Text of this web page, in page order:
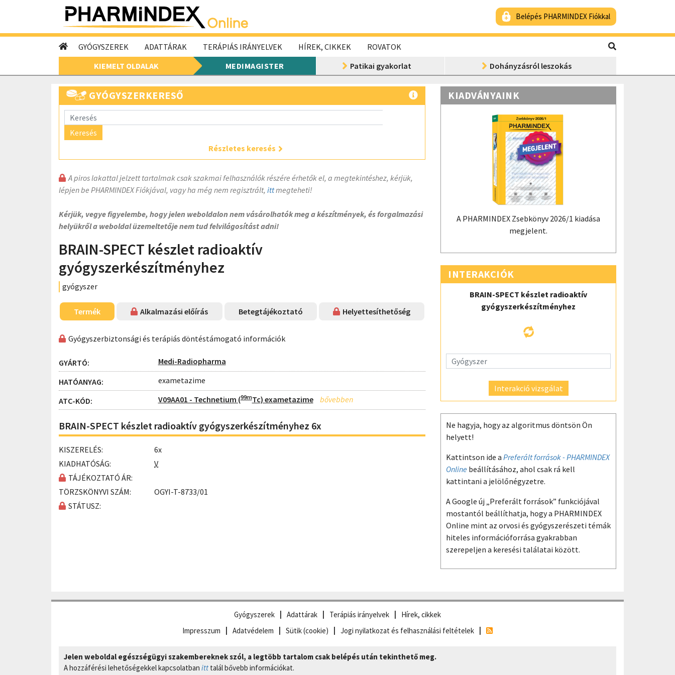
Belépés PHARMINDEX Fiókkal
GYÓGYSZEREK ADATTÁRAK TERÁPIÁS IRÁNYELVEK HÍREK, CIKKEK
ROVATOK
KIEMELT OLDALAK
MEDIMAGISTER Patikai gyakorlat Dohányzásról leszokás
GYÓGYSZERKERESŐ
Keresés
Részletes keresés
A piros lakattal jelzett tartalmak csak szakmai felhasználók részére érhetők el, a megtekintéshez, kérjük,
lépjen be PHARMINDEX Fiókjával, vagy ha még nem regisztrált, ittmegteheti!
Kérjük, vegye figyelembe, hogy jelen weboldalon nem vásárolhatók meg a készítmények, és forgalmazási
helyükről a weboldal üzemeltetője nem tud felvilágosítást adni!
BRAIN-SPECT készlet radioaktív
gyógyszerkészítményhez
gyógyszer
Termék Alkalmazási előírás Betegtájékoztató Helyettesíthetőség
Gyógyszerbiztonsági és terápiás döntéstámogató információk
GYÁRTÓ: Medi-Radiopharma
HATÓANYAG: exametazime
ATC-KÓD: V09AA01 - Technetium (99mTc) exametazime
BRAIN-SPECT készlet radioaktív gyógyszerkészítményhez 6x
KISZERELÉS:
6x
KIADHATÓSÁG:
V
TÁJÉKOZTATÓ ÁR:
TÖRZSKÖNYVI SZÁM:
OGYI-T-8733/01
STÁTUSZ:
KIADVÁNYAINK
A PHARMINDEX Zsebkönyv 2026/1 kiadása
megjelent.
INTERAKCIÓK
BRAIN-SPECT készlet radioaktív
gyógyszerkészítményhez
Interakció vizsgálat
Ne hagyja, hogy az algoritmus döntsön Ön
helyett!
Kattintson ide a Preferált források - PHARMINDEX
Online beállításához, ahol csak rá kell
kattintani a jelölőnégyzetre.
A Google új „Preferált források” funkciójával
mostantól beállíthatja, hogy a PHARMINDEX
Online mint az orvosi és gyógyszerészeti témák
hiteles információforrása gyakrabban
szerepeljen a keresési találatai között.
Gyógyszerek Adattárak Terápiás irányelvek
Hírek, cikkek
Impresszum
Adatvédelem Sütik (cookie) Jogi nyilatkozat és felhasználási feltételek
Jelen weboldal egészségügyi szakembereknek szól, a legtöbb tartalom csak belépés után tekinthető meg.
A hozzáférési lehetőségekkel kapcsolatban itt talál bővebb információkat.